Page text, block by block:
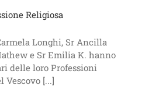
Religiosa
Longhi, Sr Ancilla
e Sr Emilia K. hanno
delle loro Professioni
Vescovo [...]